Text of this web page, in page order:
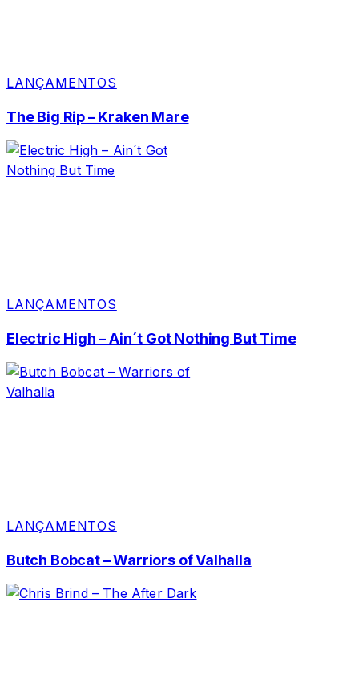
LANÇAMENTOS
The Big Rip – Kraken Mare
LANÇAMENTOS
Electric High – Ain´t Got Nothing But Time
LANÇAMENTOS
Butch Bobcat – Warriors of Valhalla